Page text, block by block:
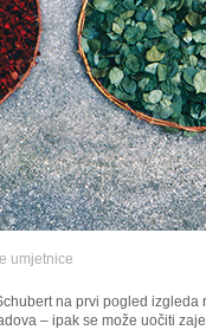
umjetnice
na prvi pogled
– ipak se može uočiti